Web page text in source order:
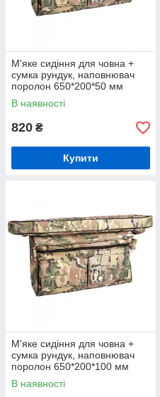
М'яке сидіння для човна +
сумка рундук, наповнювач
поролон 650*200*50 мм
В наявності
820 ₴
Купити
М'яке сидіння для човна +
сумка рундук, наповнювач
поролон 650*200*100 мм
В наявності